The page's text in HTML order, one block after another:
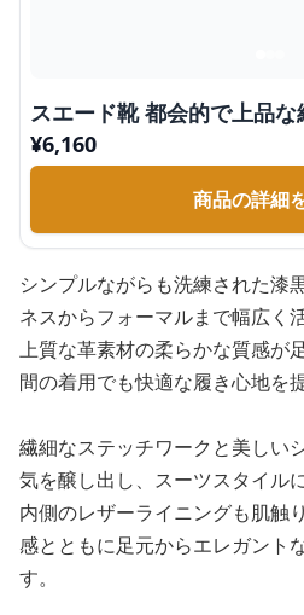
スエード靴 都会的で上品
¥6,160
商品の詳細
シンプルながらも洗練された漆
ネスからフォーマルまで幅広く
上質な革素材の柔らかな質感が
間の着用でも快適な履き心地を
繊細なステッチワークと美しい
気を醸し出し、スーツスタイル
内側のレザーライニングも肌触
感とともに足元からエレガント
す。